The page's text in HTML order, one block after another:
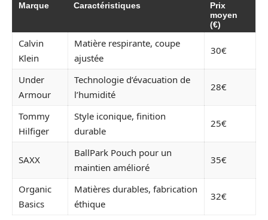
Marque Caractéristiques
Prix
moyen
(€)
Calvin
Klein
Matière respirante, coupe
ajustée
30€
Under
Armour
Technologie d’évacuation de
l’humidité
28€
Tommy
Hilfiger
Style iconique, finition
durable
25€
SAXX
BallPark Pouch pour un
maintien amélioré
35€
Organic
Basics
Matières durables, fabrication
éthique
32€